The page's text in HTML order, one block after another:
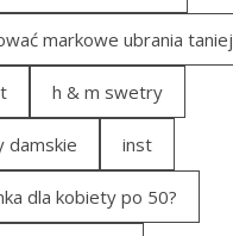
markowe ubrania taniej
h & m swetry
damskie inst
dla kobiety po 50?